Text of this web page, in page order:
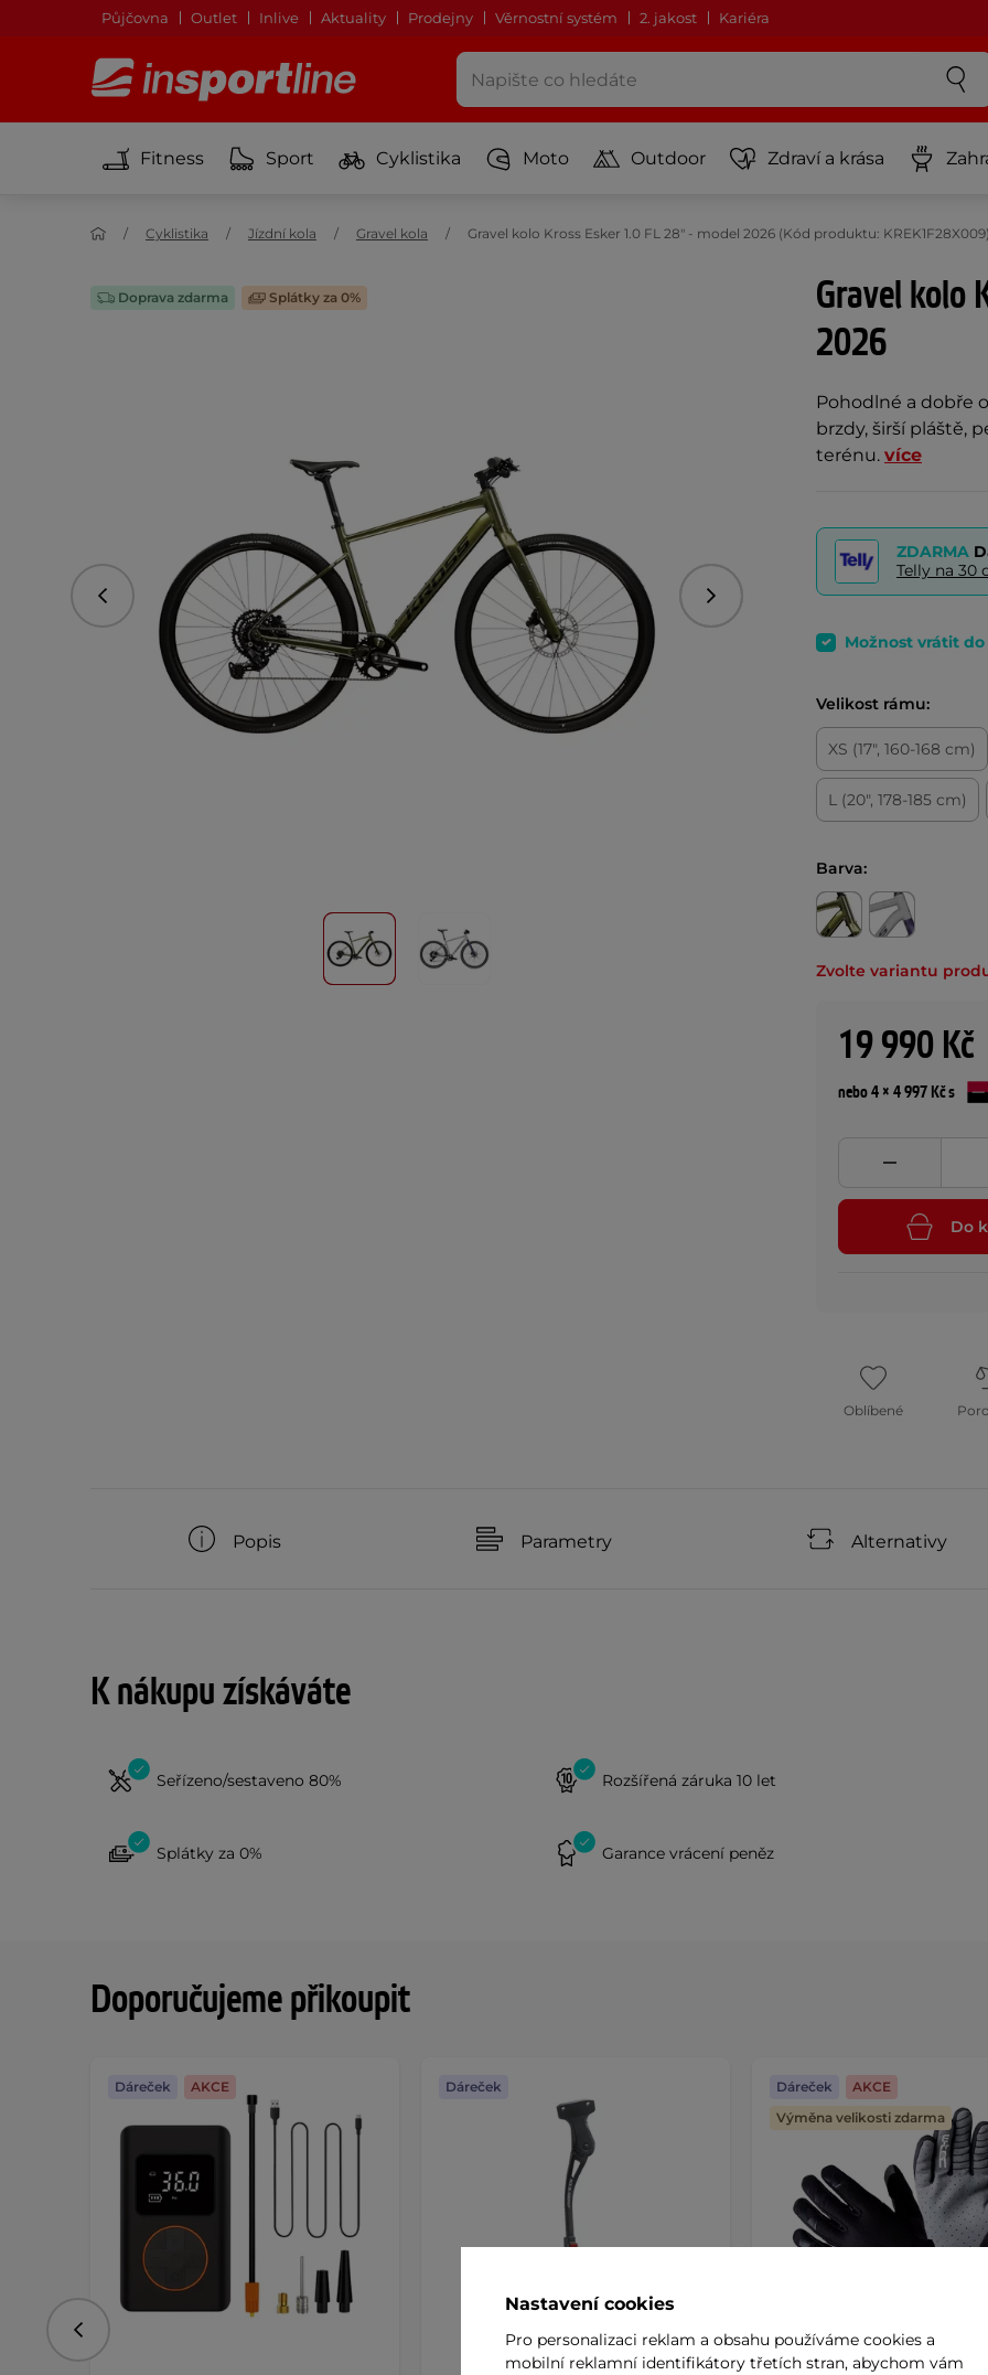
Půjčovna Outlet Inlive Aktuality Prodejny Věrnostní systém 2. jakost Kariéra
Fitness Sport Cyklistika Moto Outdoor Zdraví a krása
Cyklistika Jízdní kola Gravel kola Gravel kolo Kross Esker 1.0 FL 28" - model 2026 (Kód produktu: KREK1F28X009)
Gravel kolo
2026
Pohodlné a dobře
brzdy, širší pláště,
terénu. více
Doprava zdarma Splátky za 0%
Předchozí Následující
ZDARMA
Telly na 30
Možnost vrátit
Velikost rámu:
XS (17", 160-168 cm)
L (20", 178-185 cm)
Barva:
Zvolte variantu
19 990 Kč
nebo 4 × 4 997 Kč s
Do
Oblíbené
Popis Parametry Alternativy
K nákupu získáváte
Seřízeno/sestaveno 80% Rozšířená záruka 10 let
Splátky za 0% Garance vrácení peněz
Doporučujeme přikoupit
Dáreček AKCE Dáreček Dáreček
AKCE
Výměna velikosti zdarma
Předchozí
Nastavení cookies
Pro personalizaci reklam a obsahu používáme cookies a
mobilní reklamní identifikátory třetích stran, abychom vám